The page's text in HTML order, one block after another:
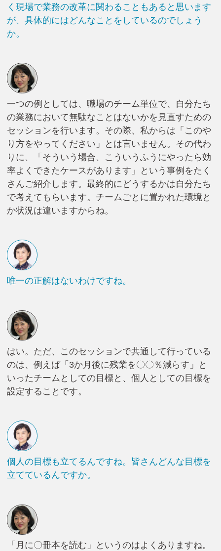
く現場で業務の改革に関わることもあると思います
が、具体的にはどんなことをしているのでしょう
か。
一つの例としては、職場のチーム単位で、自分たち
の業務において無駄なことはないかを見直すための
セッションを行います。その際、私からは「このや
り方をやってください」とは言いません。その代わ
りに、「そういう場合、こういうふうにやったら効
率よくできたケースがあります」という事例をたく
さんご紹介します。最終的にどうするかは自分たち
で考えてもらいます。チームごとに置かれた環境と
か状況は違いますからね。
唯一の正解はないわけですね。
はい。ただ、このセッションで共通して行っている
のは、例えば「3か月後に残業を〇〇％減らす」と
いったチームとしての目標と、個人としての目標を
設定することです。
個人の目標も立てるんですね。皆さんどんな目標を
立てているんですか。
「月に〇冊本を読む」というのはよくありますね。